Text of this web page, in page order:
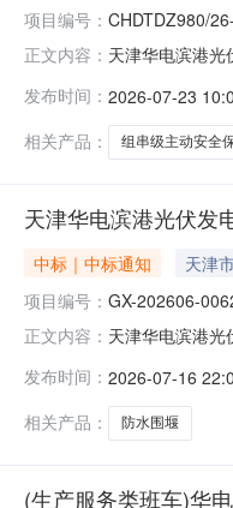
项目编号： CHDTDZ980/
正文内容： 天津华电滨港
金为自筹。本项
量40MW，集
发布时间： 2026-07-23
相关产品：
组串级主动安全
天津华电滨港光伏发
中标｜中标通知 天津
项目编号： GX-202606-
正文内容： 天津华电滨港
应商：天津伟基
线进站口防水围
发布时间： 2026-07-16
相关产品：
防水围堰
(生产服务类班车)华